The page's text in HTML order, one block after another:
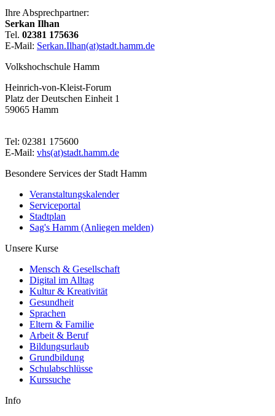
Ihre Absprechpartner:
Serkan Ilhan
Tel. 02381 175636
E-Mail: Serkan.Ilhan(at)stadt.hamm.de
Volkshochschule Hamm
Heinrich-von-Kleist-Forum
Platz der Deutschen Einheit 1
59065 Hamm
Tel: 02381 175600
E-Mail: vhs(at)stadt.hamm.de
Besondere Services der Stadt Hamm
Veranstaltungskalender
Serviceportal
Stadtplan
Sag's Hamm (Anliegen melden)
Unsere Kurse
Mensch & Gesellschaft
Digital im Alltag
Kultur & Kreativität
Gesundheit
Sprachen
Eltern & Familie
Arbeit & Beruf
Bildungsurlaub
Grundbildung
Schulabschlüsse
Kurssuche
Info